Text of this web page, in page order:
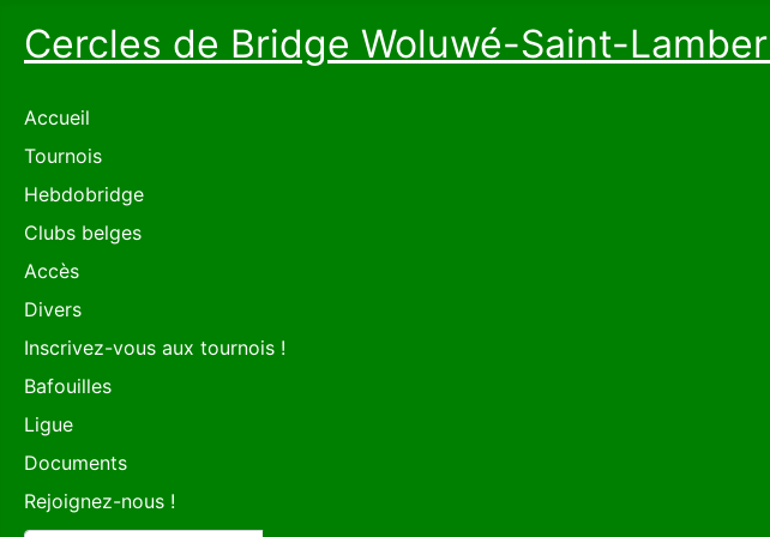
Cercles de Bridge Woluwé-Saint-
Accueil
Tournois
Hebdobridge
Clubs belges
Accès
Divers
Inscrivez-vous aux tournois !
Bafouilles
Ligue
Documents
Rejoignez-nous !